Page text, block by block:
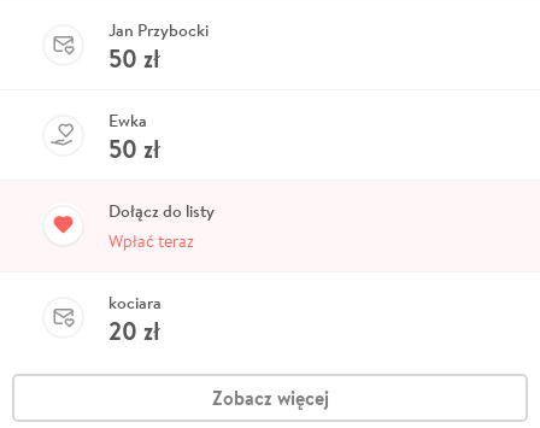
Jan Przybocki
50 zł
Ewka
50 zł
Dołącz do listy
Wpłać teraz
kociara
20 zł
Zobacz więcej